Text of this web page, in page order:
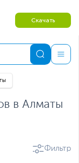
Скачать
в Алматы
Фильтр